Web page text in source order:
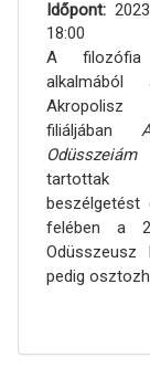
Időpont
18:00
A filozófia
filiáljában
Odüsszeiám
tartottak
felében a
Odüsszeusz
pedig